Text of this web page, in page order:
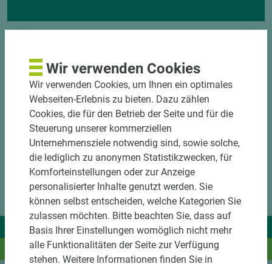
Wir liefern Ideen.
Und das passende Holz dazu.
Wir verwenden Cookies
Wir verwenden Cookies, um Ihnen ein optimales
Webseiten-Erlebnis zu bieten. Dazu zählen
Cookies, die für den Betrieb der Seite und für die
Steuerung unserer kommerziellen
Unternehmensziele notwendig sind, sowie solche,
die lediglich zu anonymen Statistikzwecken, für
Komforteinstellungen oder zur Anzeige
personalisierter Inhalte genutzt werden. Sie
können selbst entscheiden, welche Kategorien Sie
zulassen möchten. Bitte beachten Sie, dass auf
Basis Ihrer Einstellungen womöglich nicht mehr
alle Funktionalitäten der Seite zur Verfügung
stehen. Weitere Informationen finden Sie in